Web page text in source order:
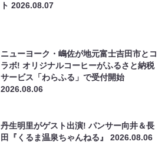
ト2026.08.07
ニューヨーク・嶋佐が地元富士吉田市とコ
ラボ! オリジナルコーヒーがふるさと納税
サービス「わらふる」で受付開始
2026.08.06
丹生明里がゲスト出演! パンサー向井＆長
田『くるま温泉ちゃんねる』2026.08.06